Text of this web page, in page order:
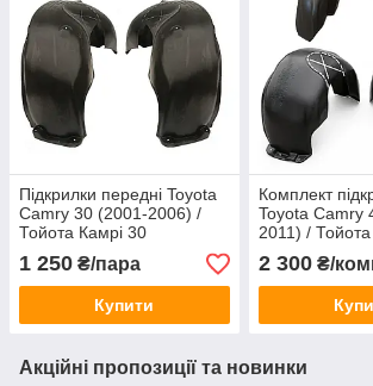
Підкрилки передні Toyota
Camry 30 (2001-2006) /
Тойота Камрі 30
1 250 ₴/пара
Купити
Комплект
Toyota Camry
2011) /
шт
2 300₴/
Акційні пропозиції та новинки